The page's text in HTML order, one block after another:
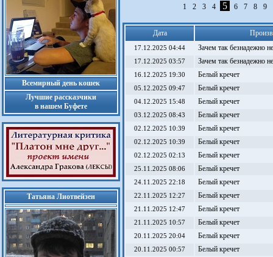
Всемирный день кошек
Лучшие рассказчики
в нашем Буфете
Татьяна Лиотвейзен
1 2 3 4 5 6 7 8 9
Дата
17.12.2025 04:44 Зачем так безнадежно
17.12.2025 03:57 Зачем так безнадежно
16.12.2025 19:30 Белый кречет
05.12.2025 09:47 Белый кречет
04.12.2025 15:48 Белый кречет
03.12.2025 08:43 Белый кречет
02.12.2025 10:39 Белый кречет
02.12.2025 10:39 Белый кречет
02.12.2025 02:13 Белый кречет
25.11.2025 08:06 Белый кречет
24.11.2025 22:18 Белый кречет
22.11.2025 12:27 Белый кречет
21.11.2025 12:47 Белый кречет
21.11.2025 10:57 Белый кречет
20.11.2025 20:04 Белый кречет
20.11.2025 00:57 Белый кречет